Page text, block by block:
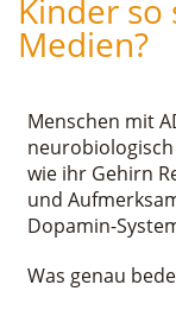
Kinder so
Medien?
Menschen mit
wie ihr Gehirn
und
Dopamin-
Was genau